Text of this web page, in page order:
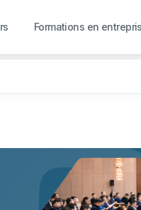
Formations en